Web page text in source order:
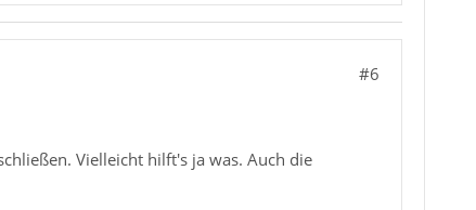
#6
Vielleicht hilft's ja was. Auch die